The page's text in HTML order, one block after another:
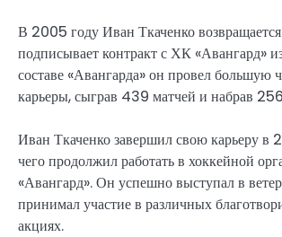
В 2005 году Иван Ткаченко
подписывает контракт с ХК «Авангард»
составе «Авангарда» он провел большую
карьеры, сыграв 439 матчей и набрав
Иван Ткаченко завершил свою карьеру в
чего продолжил работать в хоккейной
«Авангард». Он успешно выступал в
принимал участие в различных
акциях.